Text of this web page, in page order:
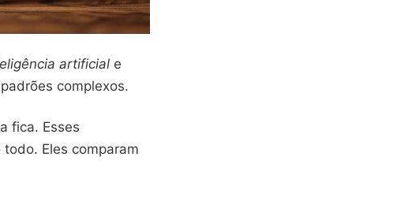
artificial e
complexos.
fica. Esses
Eles comparam